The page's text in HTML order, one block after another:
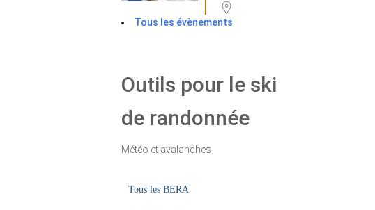
Tous les évènements
Outils pour le ski
de randonnée
Météo et avalanches
Tous les BERA